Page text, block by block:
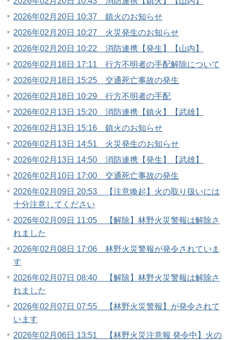
2026年02月20日 10:37 鎮火のお知らせ
2026年02月20日 10:27 火災発生のお知らせ
2026年02月20日 10:22 消防連携【発生】【山内】
2026年02月18日 17:11 行方不明者の手配解除について
2026年02月18日 15:25 交通死亡事故の発生
2026年02月18日 10:29 行方不明者の手配
2026年02月13日 15:20 消防連携【鎮火】【武雄】
2026年02月13日 15:16 鎮火のお知らせ
2026年02月13日 14:51 火災発生のお知らせ
2026年02月13日 14:50 消防連携【発生】【武雄】
2026年02月10日 17:00 交通死亡事故の発生
2026年02月09日 20:53 【注意喚起】火の取り扱いには
十分注意してください
2026年02月09日 11:05 【解除】林野火災警報は解除さ
れました
2026年02月08日 17:06 林野火災警報が発令されていま
す
2026年02月07日 08:40 【解除】林野火災警報は解除さ
れました
2026年02月07日 07:55 【林野火災警報】が発令されて
います
2026年02月06日 13:51 【林野火災注意報 発令中】火の